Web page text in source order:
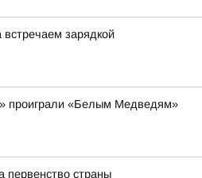
встречаем зарядкой
проиграли «Белым Медведям»
первенство страны